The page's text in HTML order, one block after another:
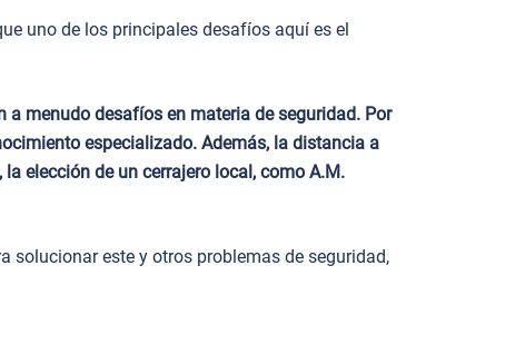
uno de los principales desafíos aquí es el
a menudo desafíos en materia de seguridad. Por
especializado. Además, la distancia a
elección de un cerrajero local, como A.M.
solucionar este y otros problemas de seguridad,